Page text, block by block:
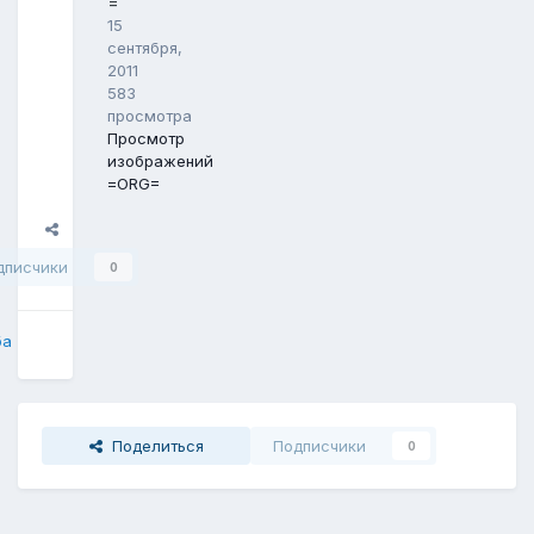
15
сентября,
2011
583
просмотра
Просмотр
изображений
=ORG=
0
Поделиться Подписчики 0